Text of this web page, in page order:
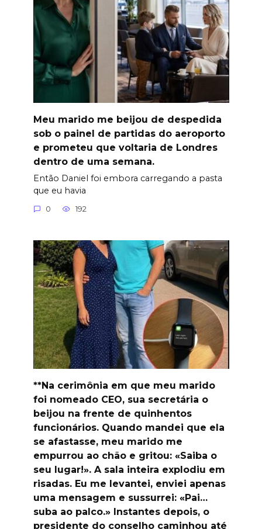
Meu marido me beijou de despedida
sob o painel de partidas do aeroporto
e prometeu que voltaria de Londres
dentro de uma semana.
Então Daniel foi embora carregando a pasta
que eu havia
0 192
**Na cerimônia em que meu marido
foi nomeado CEO, sua secretária o
beijou na frente de quinhentos
funcionários. Quando mandei que ela
se afastasse, meu marido me
empurrou ao chão e gritou: «Saiba o
seu lugar!». A sala inteira explodiu em
risadas. Eu me levantei, enviei apenas
uma mensagem e sussurrei: «Pai…
suba ao palco.» Instantes depois, o
presidente do conselho caminhou até